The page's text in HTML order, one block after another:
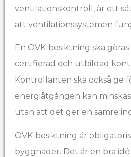
ventilationskontroll, är ett
att ventilationssystemen
En OVK-besiktning ska
certifierad och utbildad
Kontrollanten ska också ge
energiåtgången kan
utan att det ger en sämre
OVK-besiktning är
byggnader. Det är en bra